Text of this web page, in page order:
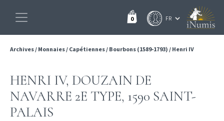
0
Archives/ Monnaies/ Capétiennes/ Bourbons (1589-1793) / Henri IV
HENRI IV, DOUZAIN DE
NAVARRE 2E TYPE, 1590 SAINT-
PALAIS